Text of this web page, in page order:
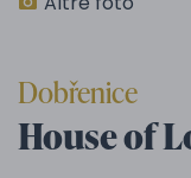
Dobřenice
House of